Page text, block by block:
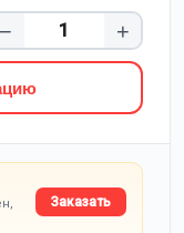
− +
Заказать